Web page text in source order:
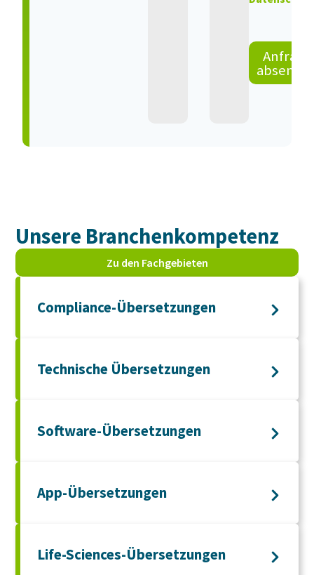
Anfrage
Unsere Branchen­kompetenz
Zu den Fachgebieten
Compliance-Übersetzungen
Technische Übersetzungen
Software-Übersetzungen
App-Übersetzungen
Life-Sciences-Übersetzungen